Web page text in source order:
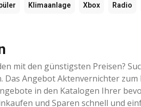
Klimaanlage Xbox Radio
mit den günstigsten Preisen?
Angebot Aktenvernichter
in den Katalogen Ihrer
und Sparen schnell und